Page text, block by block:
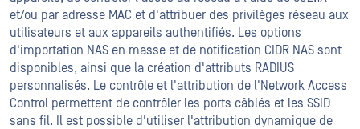
et/ou par adresse MAC et d'attribuer des privilèges réseau aux
utilisateurs et aux appareils authentifiés. Les options
d'importation NAS en masse et de notification CIDR NAS sont
disponibles, ainsi que la création d'attributs RADIUS
personnalisés. Le contrôle et l'attribution de l'Network Access
Control permettent de contrôler les ports câblés et les SSID
sans fil. Il est possible d'utiliser l'attribution dynamique de